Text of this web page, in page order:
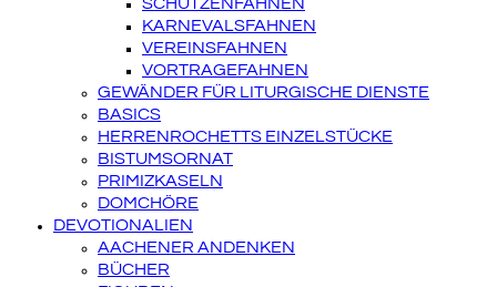
KARNEVALSFAHNEN
VEREINSFAHNEN
VORTRAGEFAHNEN
GEWÄNDER FÜR LITURGISCHE DIENSTE
BASICS
HERRENROCHETTS EINZELSTÜCKE
BISTUMSORNAT
PRIMIZKASELN
DOMCHÖRE
DEVOTIONALIEN
AACHENER ANDENKEN
BÜCHER